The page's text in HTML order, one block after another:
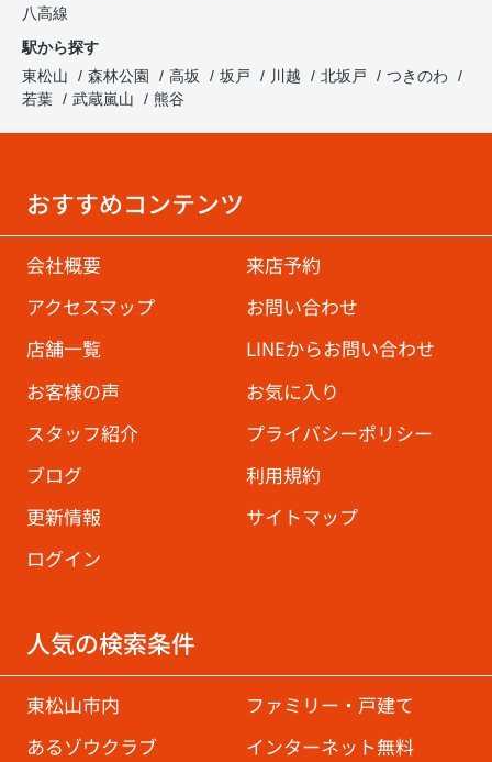
八高線
駅から探す
東松山
森林公園 高坂 坂戸 川越 北坂戸
つきのわ
若葉
武蔵嵐山 熊谷
おすすめコンテンツ
会社概要
来店予約
アクセスマップ
お問い合わせ
店舗一覧
LINEからお問い合わせ
お客様の声
お気に入り
スタッフ紹介
プライバシーポリシー
ブログ
利用規約
更新情報
サイトマップ
ログイン
人気の検索条件
東松山市内
ファミリー・戸建て
あるゾウクラブ
インターネット無料